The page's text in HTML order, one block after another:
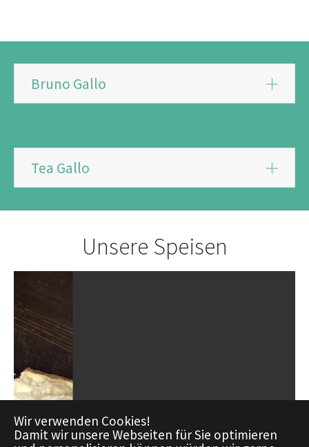
Wir verwenden Cookies!
Damit wir unsere Webseiten für Sie optimieren
Bruno Gallo
Tea Gallo
Unsere Speisen